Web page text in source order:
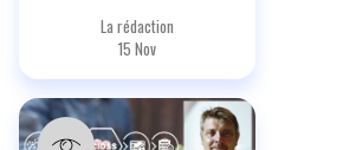
La rédaction
15 Nov